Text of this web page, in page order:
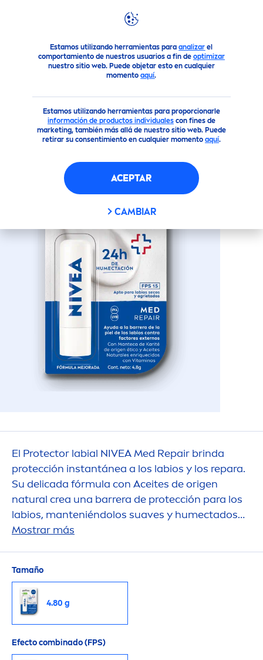
Estamos utilizando herramientas paraanalizar el
comportamiento de nuestros usuarios a fin de optimizar
nuestro sitio web. Puede objetar esto en cualquier
momentoaquí.
Estamos utilizando herramientas para proporcionarle
información de productos individualescon fines de
marketing, también más allá de nuestro sitio web. Puede
retirar su consentimiento en cualquier momento aquí.
ACEPTAR
CAMBIAR
Productos Cuidado Facial Cuidado Labial
PROTECTOR LABIAL
HUMECTANTE DERMACARE
FPS 15
El Protector labial NIVEAMed Repair brinda
protección instantánea a los labios y los repara.
Su delicada fórmula con Aceites de origen
natural crea una barrera de protección para los
labios, manteniéndolos suaves y humectados
por 24 horas.
Mostrar más
Tamaño
4.80 g
Efecto combinado (FPS)